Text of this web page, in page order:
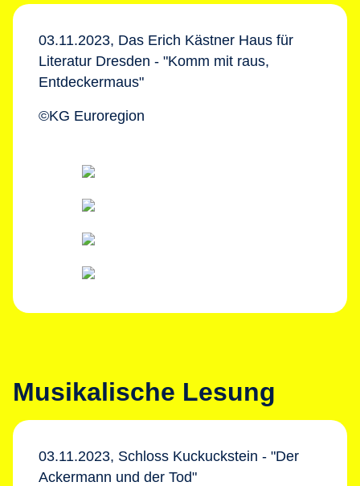
03.11.2023, Das Erich Kästner Haus für
Literatur Dresden - "Komm mit raus,
Entdeckermaus"
©KG Euroregion
Musikalische Lesung
03.11.2023, Schloss Kuckuckstein - "Der
Ackermann und der Tod"